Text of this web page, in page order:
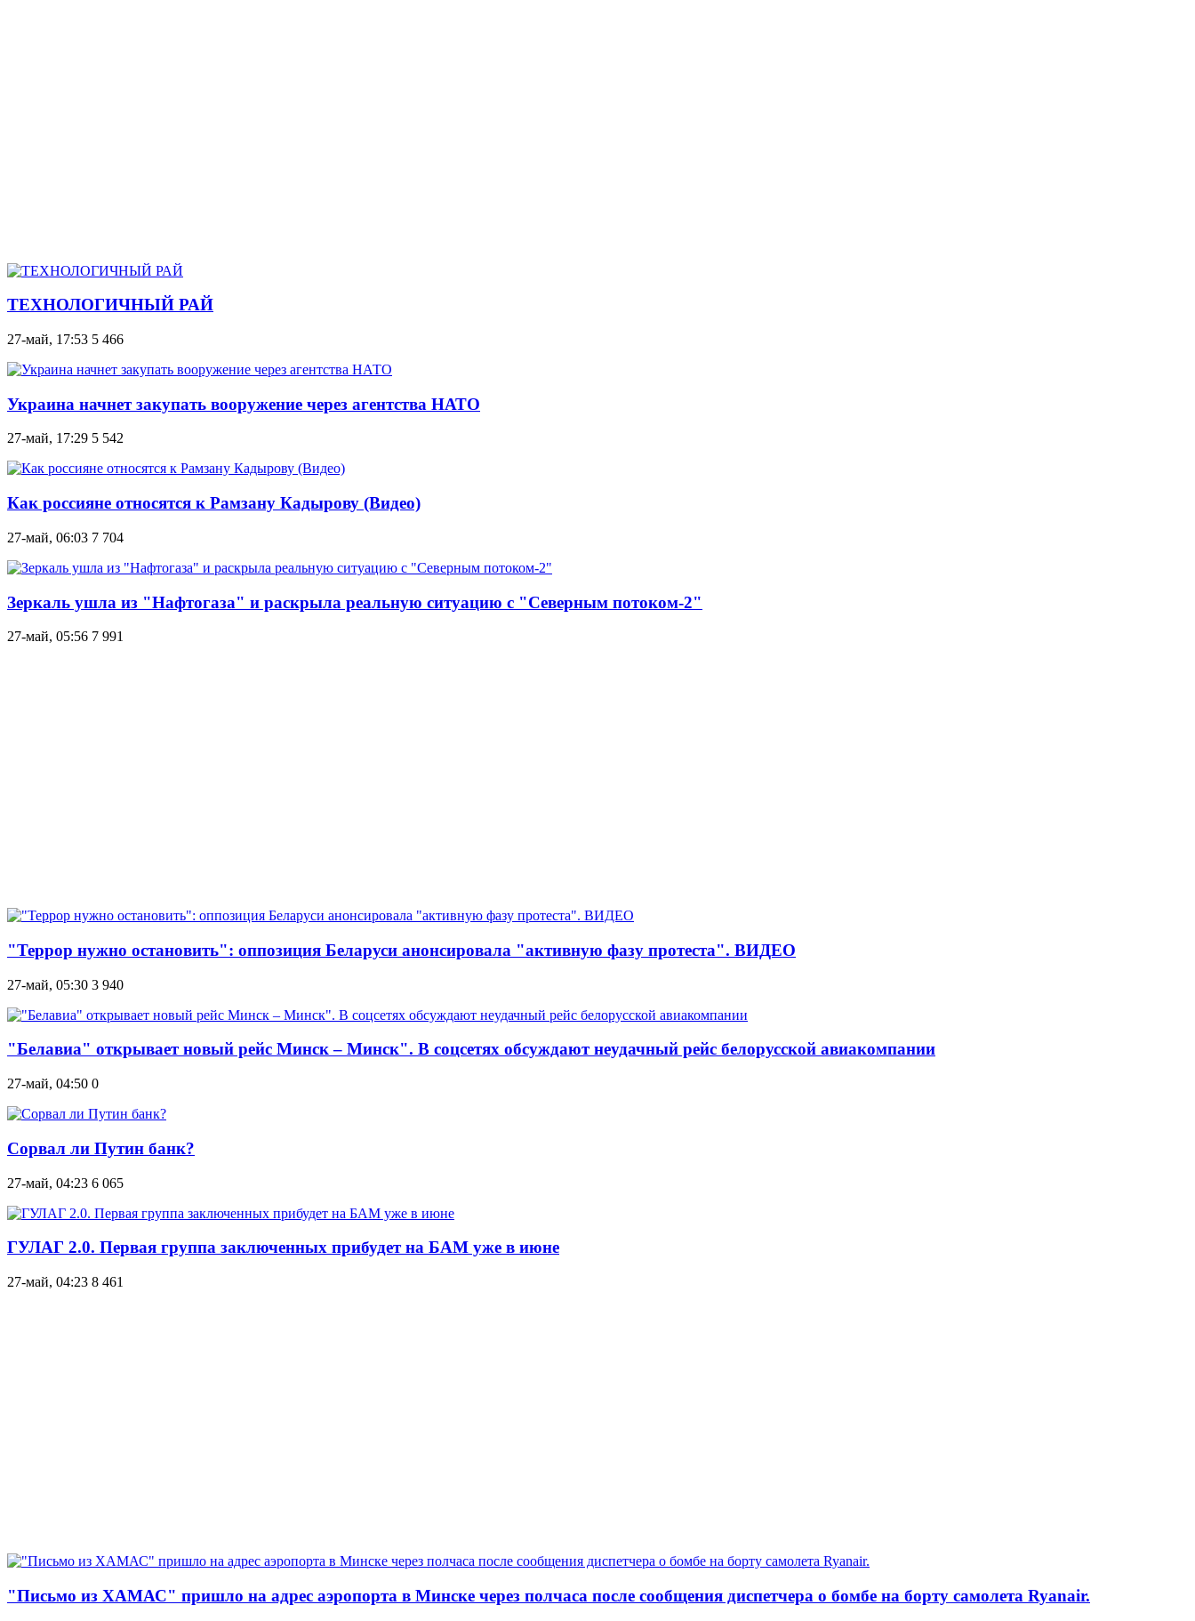
ТЕХНОЛОГИЧНЫЙ РАЙ
27-май, 17:53 5 466
Украина начнет закупать вооружение через агентства НАТО
27-май, 17:29 5 542
Как россияне относятся к Рамзану Кадырову (Видео)
27-май, 06:03 7 704
Зеркаль ушла из "Нафтогаза" и раскрыла реальную ситуацию с "Северным потоком-2"
27-май, 05:56 7 991
"Террор нужно остановить": оппозиция Беларуси анонсировала "активную фазу протеста". ВИДЕО
27-май, 05:30 3 940
"Белавиа" открывает новый рейс Минск – Минск". В соцсетях обсуждают неудачный рейс белорусской авиакомпании
27-май, 04:50 0
Сорвал ли Путин банк?
27-май, 04:23 6 065
ГУЛАГ 2.0. Первая группа заключенных прибудет на БАМ уже в июне
27-май, 04:23 8 461
"Письмо из ХАМАС" пришло на адрес аэропорта в Минске через полчаса после сообщения диспетчера о бомбе на борту самолета Ryanair.